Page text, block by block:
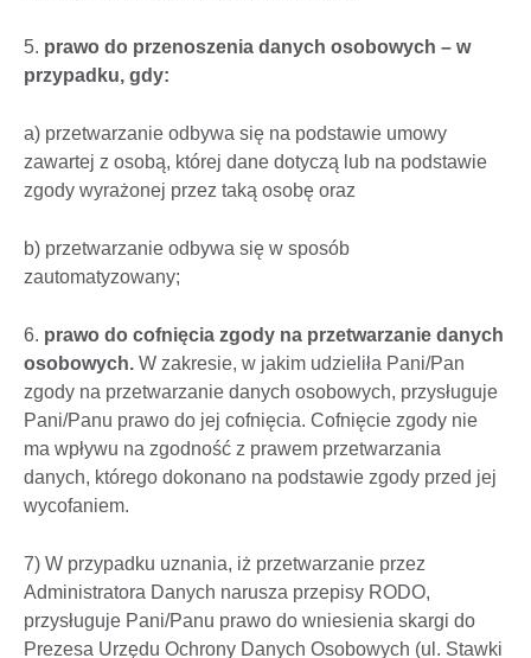
5. prawo do przenoszenia danych osobowych – w
przypadku, gdy:
a) przetwarzanie odbywa się na podstawie umowy
zawartej z osobą, której dane dotyczą lub na podstawie
zgody wyrażonej przez taką osobę oraz
b) przetwarzanie odbywa się w sposób
zautomatyzowany;
6. prawo do cofnięcia zgody na przetwarzanie danych
osobowych. W zakresie, w jakim udzieliła Pani/Pan
zgody na przetwarzanie danych osobowych, przysługuje
Pani/Panu prawo do jej cofnięcia. Cofnięcie zgody nie
ma wpływu na zgodność z prawem przetwarzania
danych, którego dokonano na podstawie zgody przed jej
wycofaniem.
7) W przypadku uznania, iż przetwarzanie przez
Administratora Danych narusza przepisy RODO,
przysługuje Pani/Panu prawo do wniesienia skargi do
Prezesa Urzędu Ochrony Danych Osobowych (ul. Stawki